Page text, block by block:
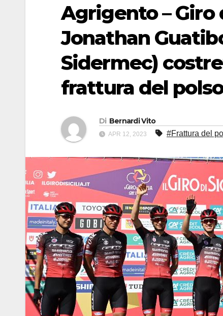
Agrigento – Giro
Jonathan
Sidermec)
frattura del polso
Di Bernardi Vito
APR 12, 2023 #Frattura del